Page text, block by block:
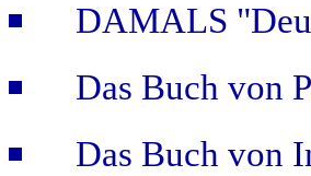
DAMALS
Das Buch von
Das Buch von